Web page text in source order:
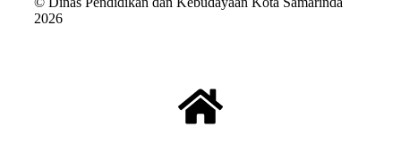
2026